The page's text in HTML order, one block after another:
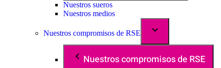
Nuestros sueros
Nuestros medios
Nuestros compromisos de RSE
Nuestros compromisos de RSE